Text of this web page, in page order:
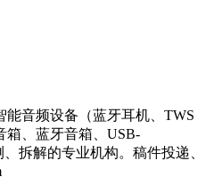
音频设备（蓝牙耳机、TWS
箱、蓝牙音箱、USB-
拆解的专业机构。稿件投递、